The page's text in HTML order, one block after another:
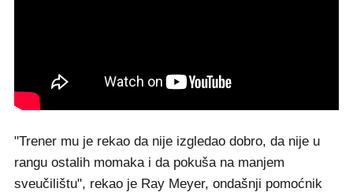
"Trener mu je rekao da nije izgledao dobro, da nije u
rangu ostalih momaka i da pokuša na manjem
sveučilištu", rekao je Ray Meyer, ondašnji pomoćnik